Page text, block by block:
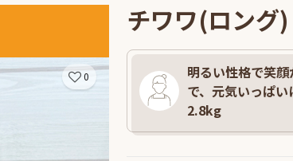
0
チワワ(ロング)
明るい性格で笑
で、元気いっぱ
2.8kg